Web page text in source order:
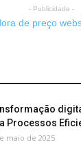
- Publicidade -
Processos
maio de 2025